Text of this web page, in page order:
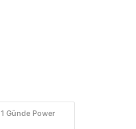
1 Günde Power